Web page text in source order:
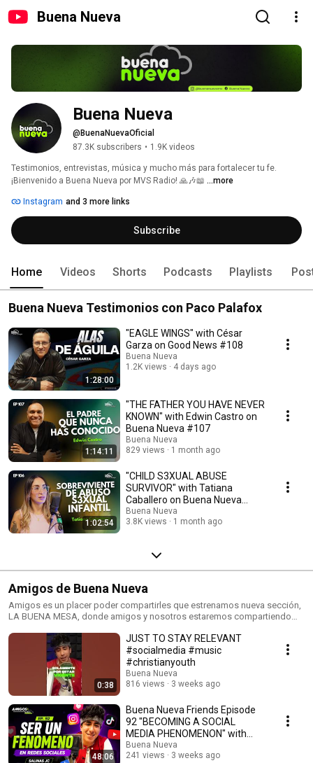
Buena Nueva
Buena Nueva
@BuenaNuevaOficial
87.3K subscribers • 1.9K videos
Testimonios, entrevistas, música y mucho más para fortalecer tu fe.
¡Bienvenido a Buena Nueva por MVS Radio! 🙏🎶📖 ...more
Instagram and 3 more links
Subscribe
Home Videos Shorts Podcasts Playlists
Buena Nueva Testimonios con Paco Palafox
1:28:00
"EAGLE WINGS" with César
Garza on Good News #108
Buena Nueva
1.2K views
4 days ago
1:14:11
"THE FATHER YOU HAVE NEVER
KNOWN" with Edwin Castro on
Buena Nueva #107
Buena Nueva
829 views
1 month ago
1:02:54
"CHILD S3XUAL ABUSE
SURVIVOR" with Tatiana
Caballero on Buena Nueva
#106
Buena Nueva
3.8K views
1 month ago
Amigos de Buena Nueva
Amigos es un placer poder compartirles que estrenamos nueva sección,
LA BUENA MESA, donde amigos y nosotros estaremos compartiendo
charlar de puntos, situaciones o incluso tabús que se ven en la sociedad
y en la iglesia y que no son habladas con facilidad.
0:38
JUST TO STAY RELEVANT
#socialmedia #music
#christianyouth
Buena Nueva
816 views
3 weeks ago
48:06
Buena Nueva Friends Episode
92 "BECOMING A SOCIAL
MEDIA PHENOMENON" with
SALINAS JC
Buena Nueva
241 views
3 weeks ago